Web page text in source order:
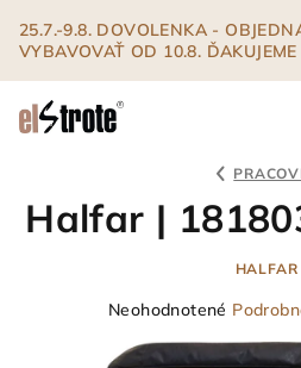
obsah
25.7.-9.8. DOVOLENKA -
VYBAVOVAŤ OD 10.8.
Halfar |
HALFAR
Priemerné
produktu
Neohodnotené